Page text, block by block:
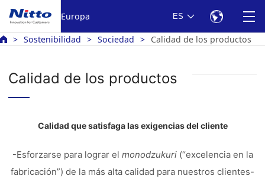
Europa ES
Sostenibilidad Sociedad Calidad de los productos
Calidad de los productos
Calidad que satisfaga las exigencias del cliente
-Esforzarse para lograr el monodzukuri(“excelencia en la
fabricación”) de la más alta calidad para nuestros clientes-